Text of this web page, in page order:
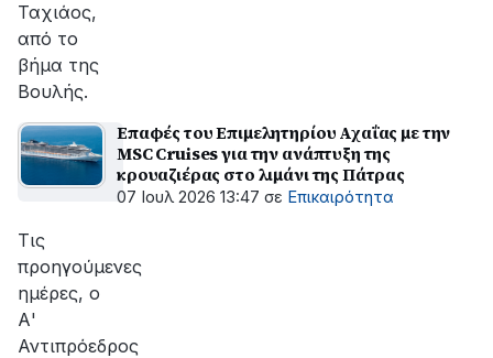
Ταχιάος,
από το
βήμα της
Βουλής.
Επαφές του Επιμελητηρίου Αχαΐας με την
MSC Cruises για την ανάπτυξη της
κρουαζιέρας στο λιμάνι της Πάτρας
07 Ιουλ 2026 13:47 σε Επικαιρότητα
Τις
προηγούμενες
ημέρες, ο
Α'
Αντιπρόεδρος